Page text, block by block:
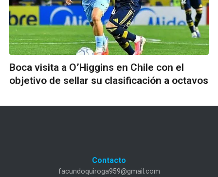
Boca visita a O’Higgins en Chile con el
objetivo de sellar su clasificación a octavos
Contacto
facundoquiroga959@gmail.com